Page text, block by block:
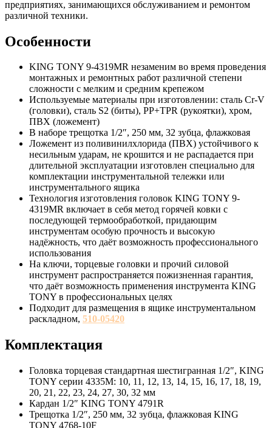
предприятиях, занимающихся обслуживанием и ремонтом
различной техники.
Особенности
KING TONY 9-4319MR незаменим во время проведения
монтажных и ремонтных работ различной степени
сложности с мелким и средним крепежом
Используемые материалы при изготовлении: сталь Cr-V
(головки), сталь S2 (биты), PP+TPR (рукоятки), хром,
ПВХ (ложемент)
В наборе трещотка 1/2″, 250 мм, 32 зубца, флажковая
Ложемент из поливинилхлорида (ПВХ) устойчивого к
несильным ударам, не крошится и не распадается при
длительной эксплуатации изготовлен специально для
комплектации инструментальной тележки или
инструментального ящика
Технология изготовления головок KING TONY 9-
4319MR включает в себя метод горячей ковки с
последующей термообработкой, придающим
инструментам особую прочность и высокую
надёжность, что даёт возможность профессионального
использования
На ключи, торцевые головки и прочий силовой
инструмент распространяется пожизненная гарантия,
что даёт возможность применения инструмента KING
TONY в профессиональных целях
Подходит для размещения в ящике инструментальном
раскладном, 510-05420
Комплектация
Головка торцевая стандартная шестигранная 1/2″, KING
TONY серии 4335M: 10, 11, 12, 13, 14, 15, 16, 17, 18, 19,
20, 21, 22, 23, 24, 27, 30, 32 мм
Кардан 1/2″ KING TONY 4791R
Трещотка 1/2″, 250 мм, 32 зубца, флажковая KING
TONY 4768-10F